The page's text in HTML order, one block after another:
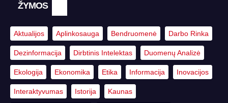
ŽYMOS
Aktualijos Aplinkosauga Bendruomenė Darbo Rinka
Dezinformacija Dirbtinis Intelektas Duomenų Analizė
Ekologija Ekonomika Etika Informacija Inovacijos
Interaktyvumas Istorija Kaunas